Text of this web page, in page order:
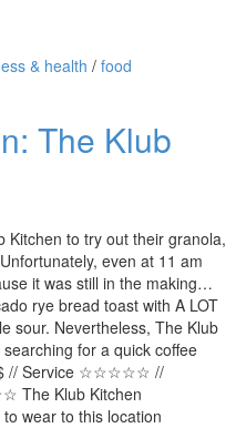
& health / food
The Klub
Kitchen to try out their granola,
even at 11 am
it was still in the making…
rye bread toast with A LOT
sour. Nevertheless, The Klub
for a quick coffee
// Service ☆☆☆☆☆ //
Klub Kitchen
wear to this location